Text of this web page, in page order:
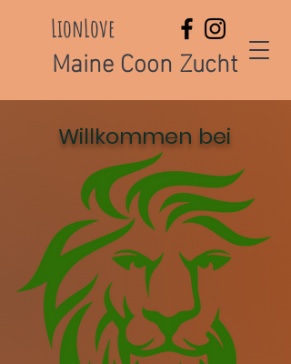
LionLove
Maine Coon Zucht
Willkommen bei